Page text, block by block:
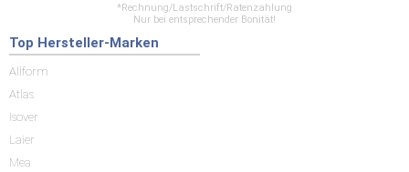
*Rechnung/Lastschrift/Ratenzahlung
Nur bei entsprechender Bonität!
Top Hersteller-Marken
Allform
Atlas
Isover
Laier
Mea